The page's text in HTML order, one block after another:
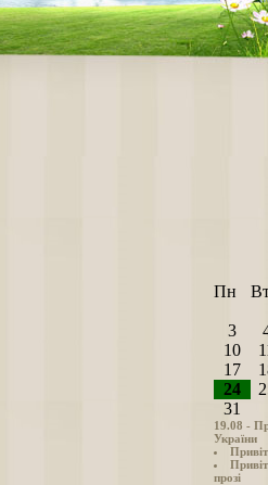
Пн
3
10
17
24
31
19.08 -
України
прозі